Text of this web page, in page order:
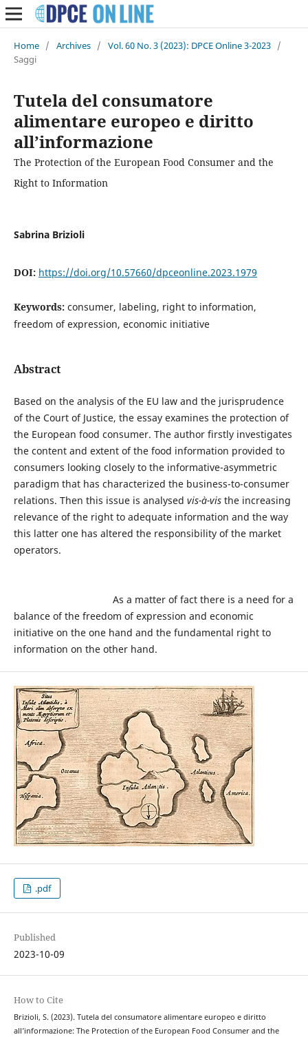
Home / Archives / Vol. 60 No. 3 (2023): DPCE Online 3-2023 /
Saggi
Tutela del consumatore
alimentare europeo e diritto
all’informazione
The Protection of the European Food Consumer and the
Right to Information
Sabrina Brizioli
DOI: https://doi.org/10.57660/dpceonline.2023.1979
Keywords: consumer, labeling, right to information,
freedom of expression, economic initiative
Abstract
Based on the analysis of the EU law and the jurisprudence
of the Court of Justice, the essay examines the protection of
the European food consumer. The author firstly investigates
the content and extent of the food information provided to
consumers looking closely to the informative-asymmetric
paradigm that has characterized the business-to-consumer
relations. Then this issue is analysed vis-à-visthe increasing
relevance of the right to adequate information and the way
this latter one has altered the responsibility of the market
operators.
As a matter of fact there is a need for a
balance of the freedom of expression and economic
initiative on the one hand and the fundamental right to
information on the other hand.
.pdf
Published
2023-10-09
How to Cite
Brizioli, S. (2023). Tutela del consumatore alimentare europeo e diritto
all’informazione: The Protection of the European Food Consumer and the